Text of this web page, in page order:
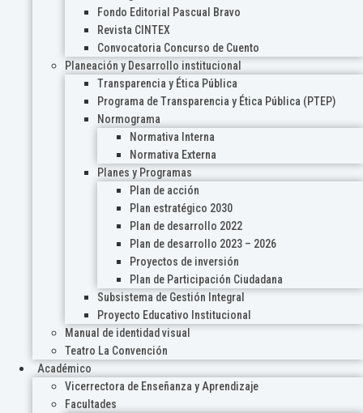
Fondo Editorial Pascual Bravo
Revista CINTEX
Convocatoria Concurso de Cuento
Planeación y Desarrollo institucional
Transparencia y Ética Pública
Programa de Transparencia y Ética Pública (PTEP)
Normograma
Normativa Interna
Normativa Externa
Planes y Programas
Plan de acción
Plan estratégico 2030
Plan de desarrollo 2022
Plan de desarrollo 2023 – 2026
Proyectos de inversión
Plan de Participación Ciudadana
Subsistema de Gestión Integral
Proyecto Educativo Institucional
Manual de identidad visual
Teatro La Convención
Académico
Vicerrectora de Enseñanza y Aprendizaje
Facultades